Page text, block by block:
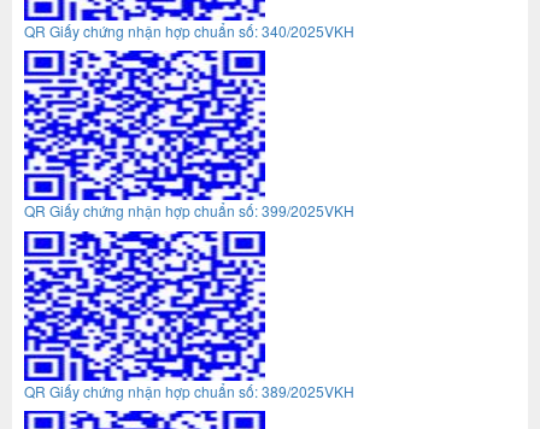
QR Giấy chứng nhận hợp chuẩn số: 340/2025VKH
QR Giấy chứng nhận hợp chuẩn số: 399/2025VKH
QR Giấy chứng nhận hợp chuẩn số: 389/2025VKH